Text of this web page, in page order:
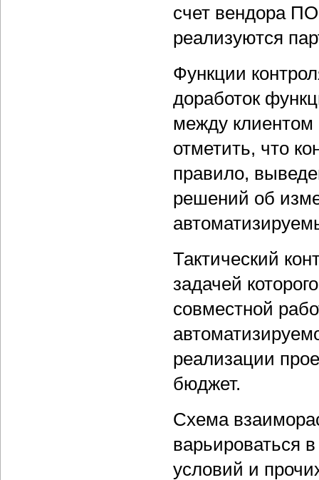
счет вендора
реализуются
Функции
доработок
между
отметить, что
правило,
решений об
Тактический
задачей
совместной
реализации
бюджет.
Схема
варьироваться
условий и